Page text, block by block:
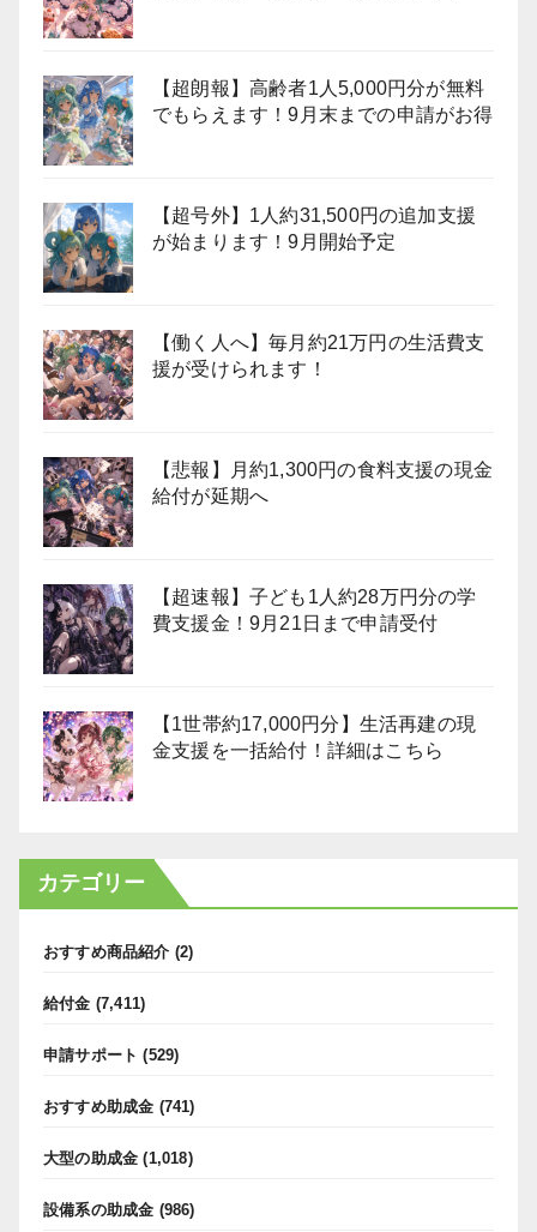
【超朗報】高齢者1人5,000円分が無料
でもらえます！9月末までの申請がお得
【超号外】1人約31,500円の追加支援
が始まります！9月開始予定
【働く人へ】毎月約21万円の生活費支
援が受けられます！
【悲報】月約1,300円の食料支援の現金
給付が延期へ
【超速報】子ども1人約28万円分の学
費支援金！9月21日まで申請受付
【1世帯約17,000円分】生活再建の現
金支援を一括給付！詳細はこちら
カテゴリー
おすすめ商品紹介 (2)
給付金 (7,411)
申請サポート (529)
おすすめ助成金 (741)
大型の助成金 (1,018)
設備系の助成金 (986)